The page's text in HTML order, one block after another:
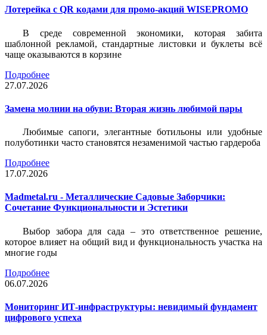
Лотерейка c QR кодами для промо-акций WISEPROMO
В среде современной экономики, которая забита
шаблонной рекламой, стандартные листовки и буклеты всё
чаще оказываются в корзине
Подробнее
27.07.2026
Замена молнии на обуви: Вторая жизнь любимой пары
Любимые сапоги, элегантные ботильоны или удобные
полуботинки часто становятся незаменимой частью гардероба
Подробнее
17.07.2026
Madmetal.ru - Металлические Садовые Заборчики:
Сочетание Функциональности и Эстетики
Выбор забора для сада – это ответственное решение,
которое влияет на общий вид и функциональность участка на
многие годы
Подробнее
06.07.2026
Мониторинг ИТ-инфраструктуры: невидимый фундамент
цифрового успеха